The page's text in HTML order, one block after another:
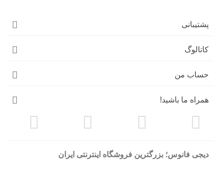
پشتیبانی
کاتالوگ
حساب من
همراه ما باشید!
دیجی فانوس؛ بزرگترین فروشگاه اینترنتی ایران